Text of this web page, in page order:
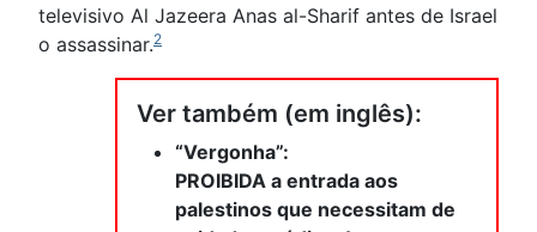
televisivo Al Jazeera Anas al-Sharif antes de Israel
o assassinar.2
Ver também (em inglês):
“Vergonha”:
PROIBIDA a entrada aos
palestinos que necessitam de